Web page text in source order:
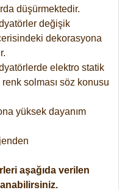
düşürmektedir.
değişik
dekorasyona
elektro statik
renk solması söz konusu
yüksek dayanım
aşağıda verilen